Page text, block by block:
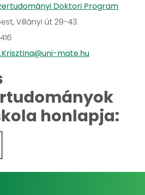
Doktori Program
Villányi út 29-43.
mate.hu
honlapja: